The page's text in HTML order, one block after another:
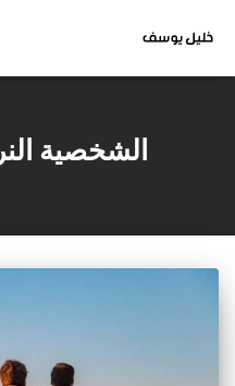
الشخصية